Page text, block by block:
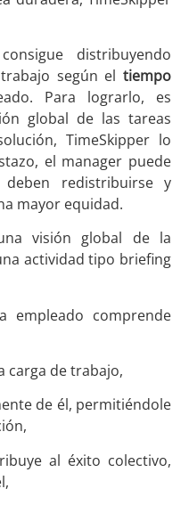
distribuyendo
según el tiempo
Para lograrlo, es
global de las tareas
TimeSkipper lo
el manager puede
redistribuirse y
mayor equidad.
visión global de la
actividad tipo briefing
empleado comprende
carga de trabajo,
de él, permitiéndole
al éxito colectivo,